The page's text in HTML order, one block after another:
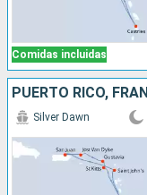
Comidas incluidas
Silver Dawn